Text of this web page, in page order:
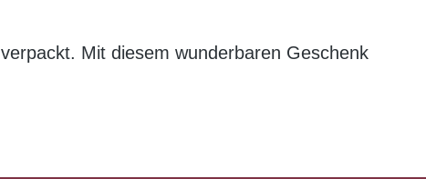
Mit diesem wunderbaren Geschenk